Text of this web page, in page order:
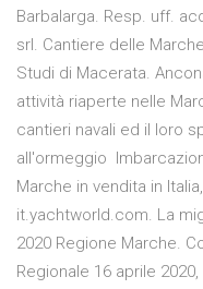
Barbalarga. Resp. uff.
srl. Cantiere delle
Studi di Macerata.
attività riaperte nelle
cantieri navali ed il loro
all'ormeggio
Marche in vendita in
it.yachtworld.com. La
2020 Regione Marche.
Regionale 16 aprile